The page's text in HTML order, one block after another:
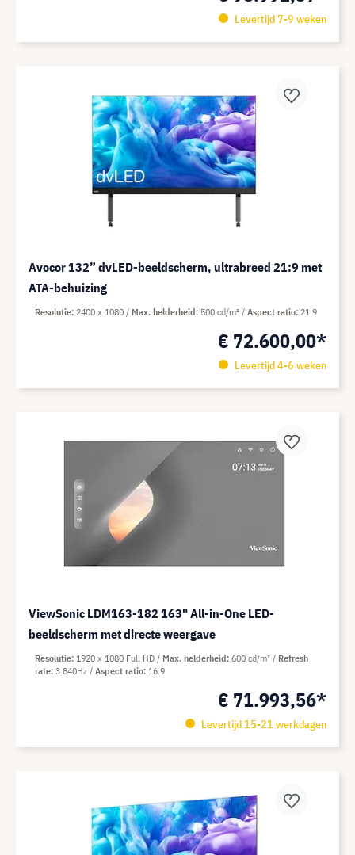
Levertijd 7-9 weken
Avocor 132” dvLED-beeldscherm, ultrabreed 21:9 met
ATA-behuizing
€ 72.600,00*
Levertijd 4-6 weken
Resolutie 2400 x 1080 Max. helderheid 500 cd/m² Aspect ratio 21:9
ViewSonic LDM163-182 163" All-in-One LED-
beeldscherm met directe weergave
€ 71.993,56*
Levertijd 15-21 werkdagen
Resolutie 1920 x 1080 Full HD Max. helderheid 600 cd/m²
Refresh
rate 3.840Hz Aspect ratio 16:9